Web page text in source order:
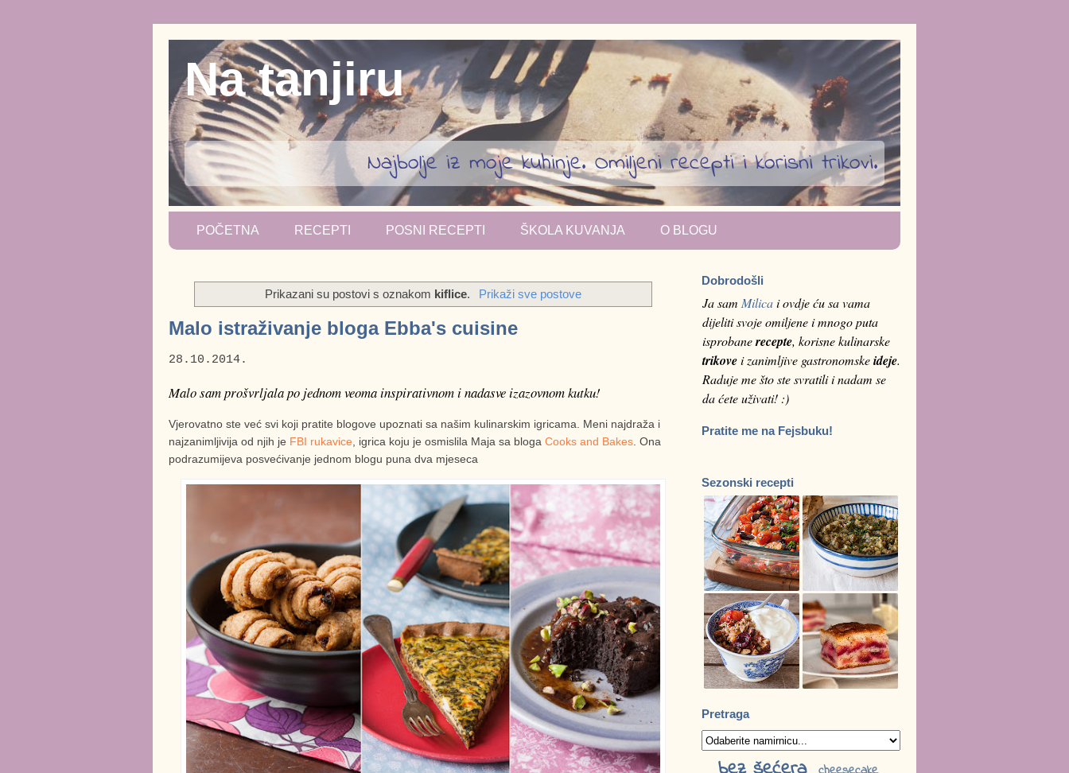
Na tanjiru
Najbolje iz moje kuhinje. Omiljeni recepti i korisni trikovi.
POČETNA RECEPTI POSNI RECEPTI ŠKOLA KUVANJA O BLOGU
Prikazani su postovi s oznakom kiflice. Prikaži sve postove
Malo istraživanje bloga Ebba's cuisine
28.10.2014.
Malo sam prošvrljala po jednom veoma inspirativnom i nadasve izazovnom kutku!
Vjerovatno ste već svi koji pratite blogove upoznati sa našim kulinarskim igricama. Meni najdraža i
najzanimljivija od njih je FBI rukavice , igrica koju je osmislila Maja sa bloga Cooks and Bakes . Ona
podrazumijeva posvećivanje jednom blogu puna dva mjeseca
Dobrodošli
Ja sam Milicai ovdje ću sa vama
dijeliti svoje omiljene i mnogo puta
isprobanerecepte, korisne kulinarske
trikovei zanimljive gastronomskeideje.
Raduje me što ste svratili i nadam se
da ćete uživati! :)
Pratite me na Fejsbuku!
Sezonski recepti
Pretraga